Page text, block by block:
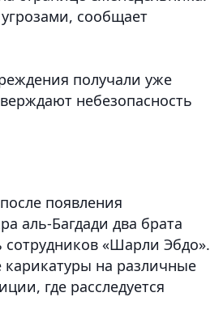
, сообщает
получали уже
небезопасность
появления
аль-Багдади два брата
сотрудников «Шарли Эбдо».
карикатуры на различные
где расследуется